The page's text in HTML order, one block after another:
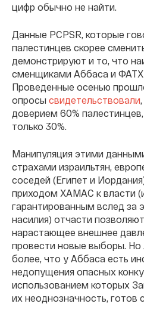
цифр обычно не найти.
Данные PCPSR, которые
палестинцев скорее
демонстрируют и то, что
сменщиками Аббаса и
Проведенные осенью
опросы свидетельствовали
доверием 60%
только 30%.
Манипуляция этими
страхами израильтян,
соседей (Египет и
приходом ХАМАС к власти
гарантированным вслед за
насилия) отчасти
нарастающее внешнее
провести новые выборы. Но
более, что у Аббаса есть
недопущения опасных
использованием которых
их неоднозначность, готов